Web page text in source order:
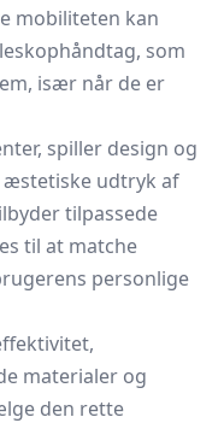
mobiliteten kan
som
især når de er
spiller design og
udtryk af
tilpassede
til at matche
personlige
materialer og
den rette